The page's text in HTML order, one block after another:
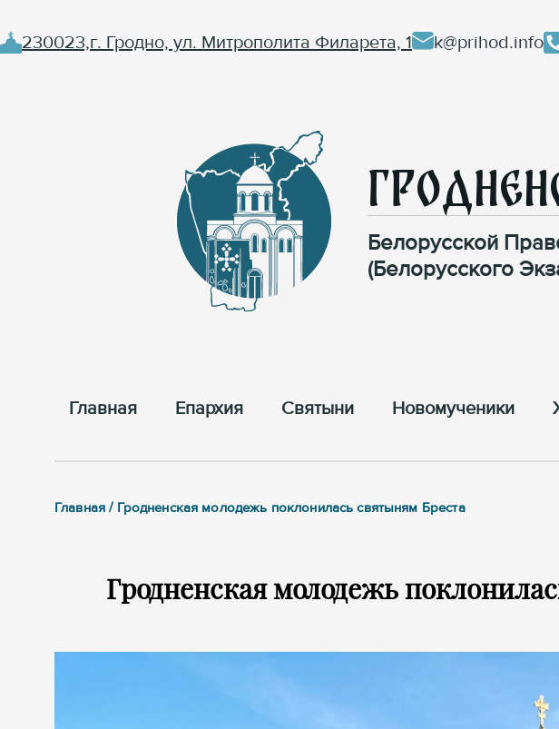
230023,г. Гродно, ул. Митрополита Филарета, 1 k@prihod.info
Белорусской
(Белорусского
Главная Епархия Cвятыни Новомученики
Главная / Гродненская молодежь поклонилась святыням Бреста
Гродненская молодежь